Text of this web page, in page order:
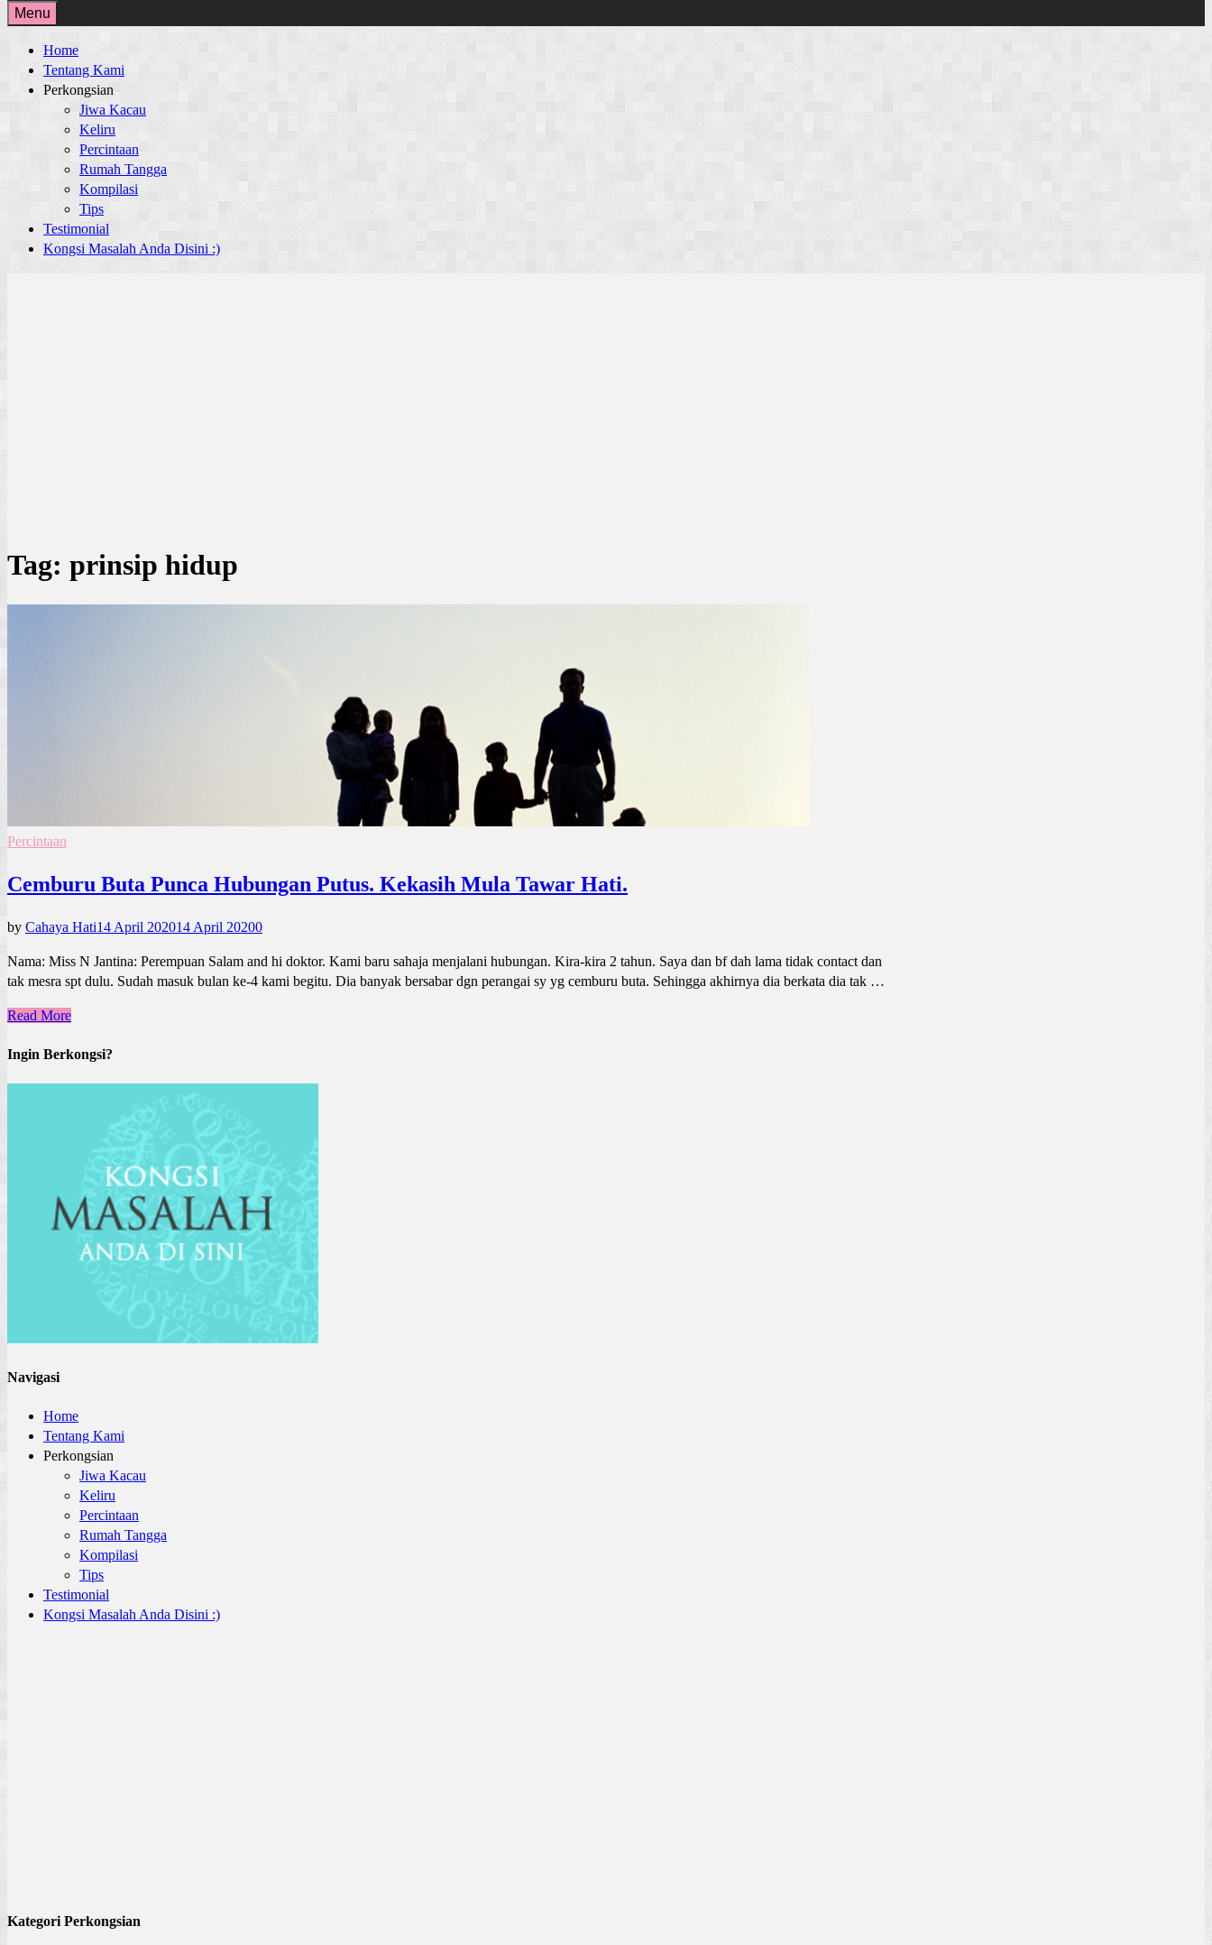
for:
Menu
Home
Tentang Kami
Perkongsian
Jiwa Kacau
Keliru
Percintaan
Rumah Tangga
Kompilasi
Tips
Testimonial
Kongsi Masalah Anda Disini :)
Tag: prinsip hidup
Percintaan
Cemburu Buta Punca Hubungan Putus. Kekasih Mula Tawar Hati.
by Cahaya Hati14 April 202014 April 20200
Nama: Miss N Jantina: Perempuan Salam and hi doktor. Kami baru sahaja menjalani hubungan. Kira-kira 2 tahun. Saya dan bf dah lama tidak contact dan
tak mesra spt dulu. Sudah masuk bulan ke-4 kami begitu. Dia banyak bersabar dgn perangai sy yg cemburu buta. Sehingga akhirnya dia berkata dia tak …
Read More
Ingin Berkongsi?
Navigasi
Home
Tentang Kami
Perkongsian
Jiwa Kacau
Keliru
Percintaan
Rumah Tangga
Kompilasi
Tips
Testimonial
Kongsi Masalah Anda Disini :)
Kategori Perkongsian